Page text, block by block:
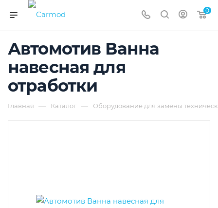
0
Автомотив Ванна
навесная для
отработки
Главная — Каталог — Оборудование для замены